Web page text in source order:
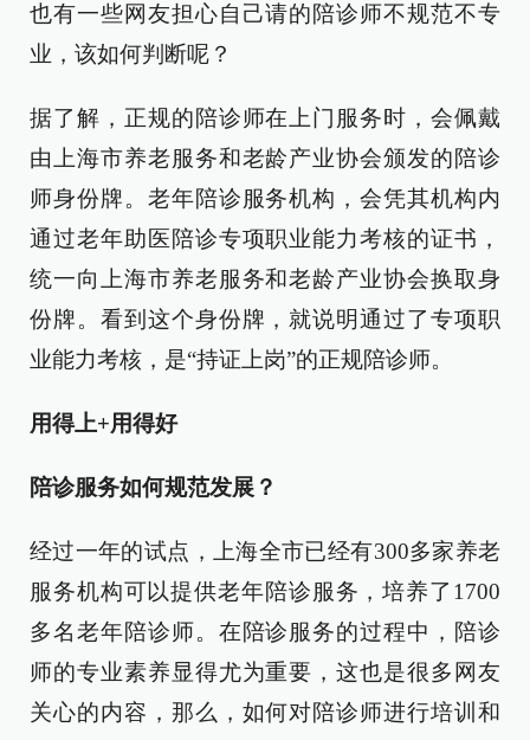
也有一些网友担心自己请的陪诊师不规范不专
业，该如何判断呢？
据了解，正规的陪诊师在上门服务时，会佩戴
由上海市养老服务和老龄产业协会颁发的陪诊
师身份牌。老年陪诊服务机构，会凭其机构内
通过老年助医陪诊专项职业能力考核的证书，
统一向上海市养老服务和老龄产业协会换取身
份牌。看到这个身份牌，就说明通过了专项职
业能力考核，是“持证上岗”的正规陪诊师。
用得上+用得好
陪诊服务如何规范发展？
经过一年的试点，上海全市已经有300多家养老
服务机构可以提供老年陪诊服务，培养了1700
多名老年陪诊师。在陪诊服务的过程中，陪诊
师的专业素养显得尤为重要，这也是很多网友
关心的内容，那么，如何对陪诊师进行培训和